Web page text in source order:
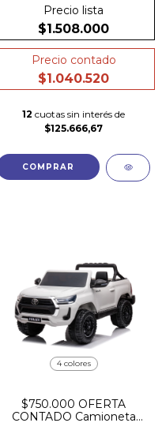
CUERO GOMA
Precio lista
$1.508.000
Precio contado
$1.040.520
12 cuotas sin interés de
$125.666,67
COMPRAR
4 colores
$750.000 OFERTA
CONTADO Camioneta